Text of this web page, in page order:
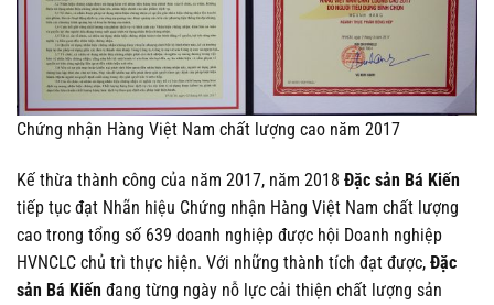
Chứng nhận Hàng Việt Nam chất lượng cao năm 2017
Kế thừa thành công của năm 2017, năm 2018 Đặc sản Bá Kiến
tiếp tục đạt Nhãn hiệu Chứng nhận Hàng Việt Nam chất lượng
cao trong tổng số 639 doanh nghiệp được hội Doanh nghiệp
HVNCLC chủ trì thực hiện. Với những thành tích đạt được, Đặc
sản Bá Kiến đang từng ngày nỗ lực cải thiện chất lượng sản